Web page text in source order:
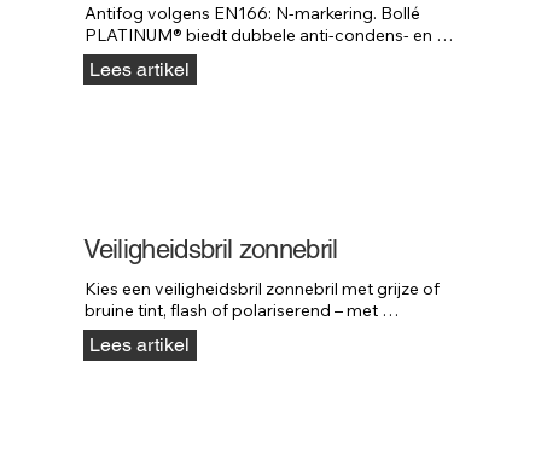
Antifog volgens EN166: N-markering. Bollé
PLATINUM® biedt dubbele anti-condens- en
antikrascoating voor langdurig helder zicht.
Lees artikel
Veiligheidsbril zonnebril
Kies een veiligheidsbril zonnebril met grijze of
bruine tint, flash of polariserend – met
standaard UV-bescherming.
Lees artikel